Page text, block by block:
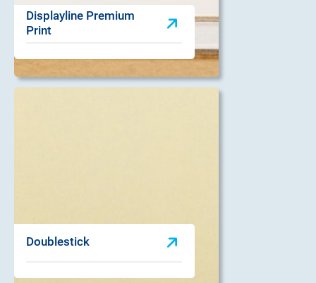
Displayline Premium
Print
Doublestick